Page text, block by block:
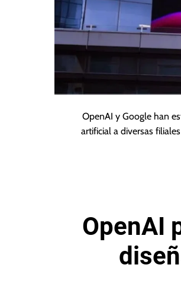
OpenAI y Google han
artificial a diversas
OpenAI